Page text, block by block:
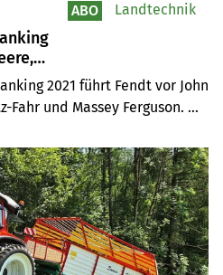
und2021 führt Fendt vor John
Fahr und Massey Ferguson.
oder 14,3 Prozent mehr als im
Lieferketten.
ABO Landtechnik